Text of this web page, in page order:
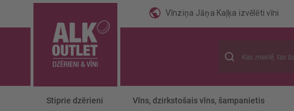
Vīnziņa Jāņa Kaļķa izvēlēti vīni
Stiprie dzērieni Vīns, dzirkstošais vīns, šampanietis